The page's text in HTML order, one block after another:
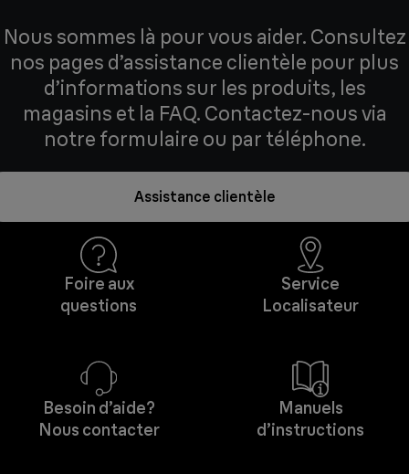
Nous sommes là pour vous aider. Consultez
nos pages d’assistance clientèle pour plus
d’informations sur les produits, les
magasins et la FAQ. Contactez-nous via
notre formulaire ou par téléphone.
Assistance clientèle
Foire aux
questions
Service
Localisateur
Besoin d’aide?
Nous contacter
Manuels
d’instructions